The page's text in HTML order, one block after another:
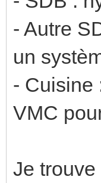
- Autre
un
- Cuisine
VMC
Je